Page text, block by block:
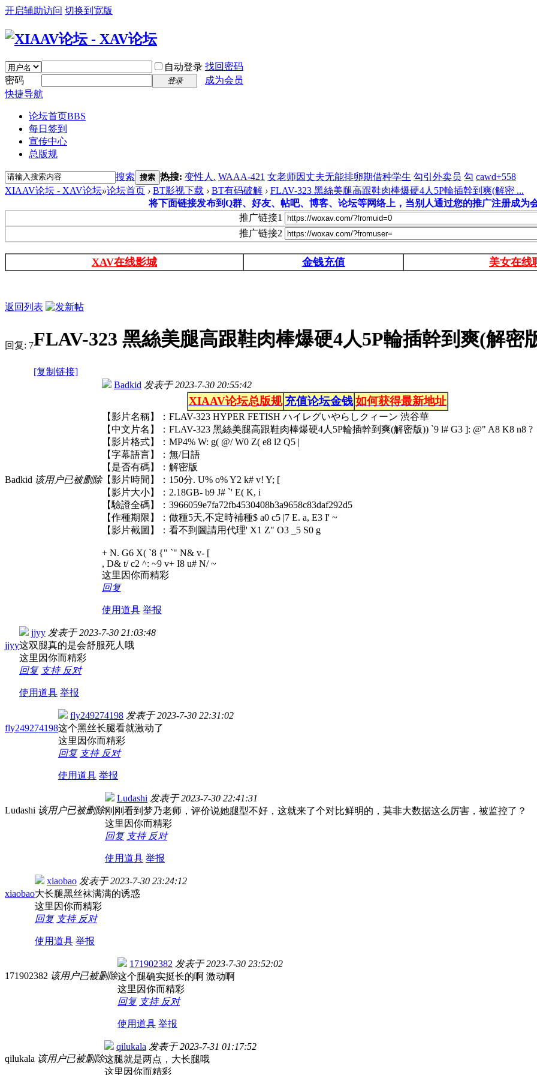
开启辅助访问 切换到宽版
自动登录 找回密码
密码
登录
成为会员
快捷导航
论坛首页BBS
每日签到
宣传中心
总版规
搜索 搜索 热搜: 变性人. WAAA-421 女老师因丈夫无能排卵期借种学生 勾引外卖员 勾 cawd+558
XIAAV论坛 - XAV论坛»论坛首页 › BT影视下载 › BT有码破解 › FLAV-323 黑絲美腿高跟鞋肉棒爆硬4人5P輪插幹到爽(解密 ...
将下面链接发布到Q群、好友、帖吧、博客、论坛等网络上，当别人通过您的推广注册成为
推广链接1
推广链接2
XAV在线影城 金钱充值 美女在线
返回列表
回复: 7FLAV-323 黑絲美腿高跟鞋肉棒爆硬4人5P輪插幹到爽(解密
[复制链接]
Badkid 该用户已被删除
Badkid 发表于2023-7-30 20:55:42
XIAAV论坛总版规 充值论坛金钱 如何获得最新地址
【影片名稱】：FLAV-323 HYPER FETISH ハイレグいやらしクィーン 渋谷華
【中文片名】：FLAV-323 黑絲美腿高跟鞋肉棒爆硬4人5P輪插幹到爽(解密版)) `9 l# G3 ]: @" A8 K8 n8 ?
【影片格式】：MP4% W: g( @/ W0 Z( e8 l2 Q5 |
【字幕語言】：無/日語
【是否有碼】：解密版
【影片時間】：150分. U% o% Y2 k# v! Y; [
【影片大小】：2.18GB- b9 J# `' E( K, i
【驗證全碼】：3966059e7fa72fb4530408b3a9658c83daf292d5
【作種期限】：做種5天,不定時補種$ a0 c5 |7 E. a, E3 I' ~
【影片截圖】：看不到圖請用代理' X1 Z" O3 _5 S0 g
+ N. G6 X( `8 {" `" N& v- [
, D& t/ c2 ^: ~9 v+ I8 u# N/ ~
这里因你而精彩
回复
使用道具 举报
jjyy
jjyy 发表于2023-7-30 21:03:48
这双腿真的是会舒服死人哦
这里因你而精彩
回复 支持 反对
使用道具 举报
fly249274198
fly249274198 发表于2023-7-30 22:31:02
这个黑丝长腿看就激动了
这里因你而精彩
回复 支持 反对
使用道具 举报
Ludashi 该用户已被删除
Ludashi 发表于2023-7-30 22:41:31
刚刚看到梦乃老师，评价说她腿型不好，这就来了个对比鲜明的，莫非大数据这么厉害，被监控了？
这里因你而精彩
回复 支持 反对
使用道具 举报
xiaobao
xiaobao 发表于2023-7-30 23:24:12
大长腿黑丝袜满满的诱惑
这里因你而精彩
回复 支持 反对
使用道具 举报
171902382 该用户已被删除
171902382 发表于2023-7-30 23:52:02
这个腿确实挺长的啊 激动啊
这里因你而精彩
回复 支持 反对
使用道具 举报
qilukala 该用户已被删除
qilukala 发表于2023-7-31 01:17:52
这腿就是两点，大长腿哦
这里因你而精彩